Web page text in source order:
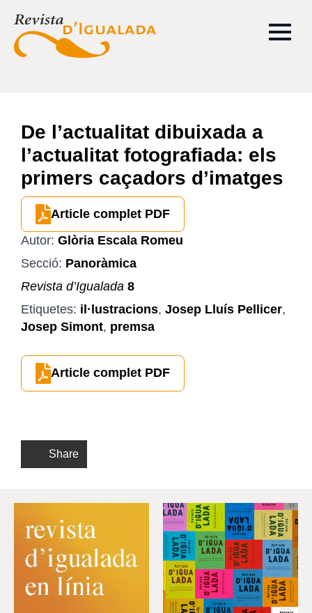
De l’actualitat dibuixada a
l’actualitat fotografiada: els
primers caçadors d’imatges
Article complet PDF
Autor: Glòria Escala Romeu
Secció: Panoràmica
Revista d’Igualada 8
Etiquetes: il·lustracions, Josep Lluís Pellicer,
Josep Simont, premsa
Article complet PDF
Share